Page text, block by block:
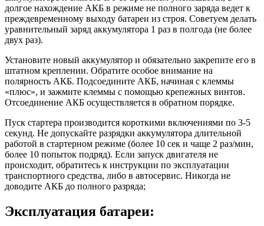
долгое нахождение АКБ в режиме не полного заряда ведет к
преждевременному выходу батареи из строя. Советуем делать
уравнительный заряд аккумулятора 1 раз в полгода (не более
двух раз).
Установите новый аккумулятор и обязательно закрепите его в
штатном креплении. Обратите особое внимание на
полярность АКБ. Подсоедините АКБ, начиная с клеммы
«плюс», и зажмите клеммы с помощью крепежных винтов.
Отсоединение АКБ осуществляется в обратном порядке.
Пуск стартера производится короткими включениями по 3-5
секунд. Не допускайте разрядки аккумулятора длительной
работой в стартерном режиме (более 10 сек и чаще 2 раз/мин,
более 10 попыток подряд). Если запуск двигателя не
происходит, обратитесь к инструкции по эксплуатации
транспортного средства, либо в автосервис. Никогда не
доводите АКБ до полного разряда;
Эксплуатация батареи: